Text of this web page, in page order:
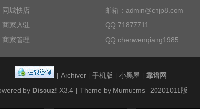
同城快店
商家入驻
商家管理
邮箱：admin@cnjp8.com
QQ:71877711
QQ:chenwenqiang1985
Archiver 手机版 小黑屋
靠谱网
by Discuz! X3.4 Theme by Mumucms 20201011版